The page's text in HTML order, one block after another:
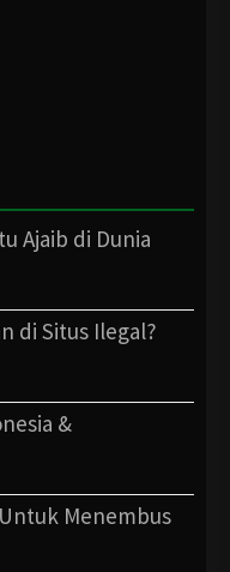
Ajaib di Dunia
di Situs Ilegal?
&
Menembus